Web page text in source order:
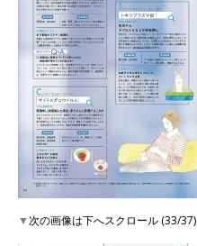
▼次の画像は下へスクロール (33/37)